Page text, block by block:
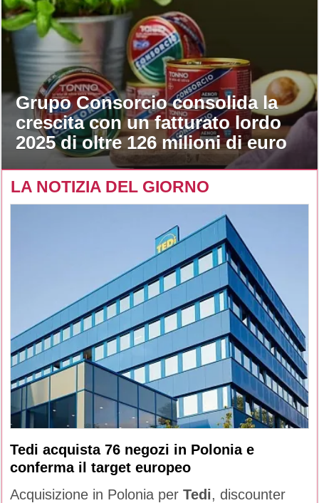
Grupo Consorcio consolida la
crescita con un fatturato lordo
2025 di oltre 126 milioni di euro
LA NOTIZIA DEL GIORNO
Tedi acquista 76 negozi in Polonia e
conferma il target europeo
Acquisizione in Polonia per Tedi, discounter